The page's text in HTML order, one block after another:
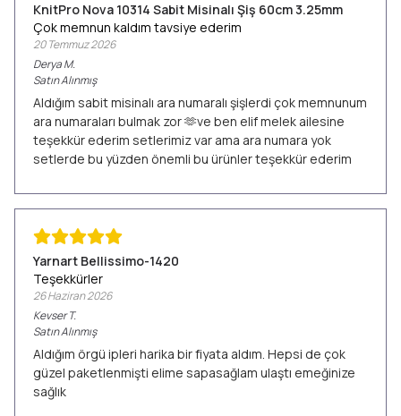
KnitPro Nova 10314 Sabit Misinalı Şiş 60cm 3.25mm
Çok memnun kaldım tavsiye ederim
20 Temmuz 2026
DeryaM.
Satın Alınmış
Aldığım sabit misinalı ara numaralı şişlerdi çok memnunum
ara numaraları bulmak zor 🫶ve ben elif melek ailesine
teşekkür ederim setlerimiz var ama ara numara yok
setlerde bu yüzden önemli bu ürünler teşekkür ederim
Yarnart Bellissimo-1420
Teşekkürler
26 Haziran 2026
Kevser T.
Satın Alınmış
Aldığım örgü ipleri harika bir fiyata aldım. Hepsi de çok
güzel paketlenmişti elime sapasağlam ulaştı emeğinize
sağlık